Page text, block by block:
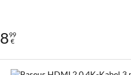
899
€